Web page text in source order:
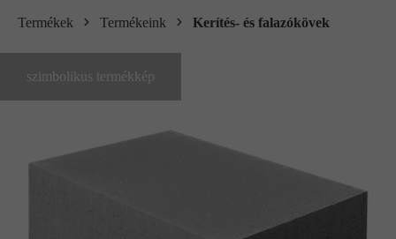
Termékek Termékeink Kerítés- és falazókövek
szimbolikus termékkép